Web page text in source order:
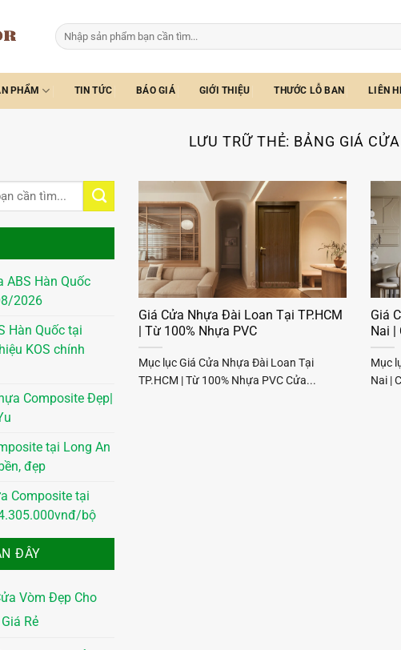
Tìm
kiếm:
PHẨM TIN TỨC BÁO GIÁ GIỚI THIỆU THƯỚC LỖ BAN LIÊN
LƯU TRỮ THẺ: BẢNG GIÁ
ABS Hàn Quốc
2026
Hàn Quốc tại
KOS chính
Composite Đẹp|
tại Long An
đẹp
Composite tại
bộ
ĐÂY
Vòm Đẹp Cho
Rẻ
Giá Cửa Nhựa Đài Loan Tại TP.HCM
| Từ 100% Nhựa PVC
Mục lục Giá Cửa Nhựa Đài Loan Tại
TP.HCM | Từ 100% Nhựa PVC Cửa...
Giá
Nai |
Mục
Nai |